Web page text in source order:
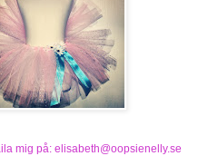
mig på: elisabeth@oopsienelly.se